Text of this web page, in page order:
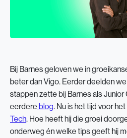
Bij Barnes geloven we in
beter dan Vigo. Eerder deelden
stappen zette bij Barnes als Junior
eerdere blog. Nu is het tijd voor
Tech. Hoe heeft hij die groei
onderweg én welke tips geeft hij